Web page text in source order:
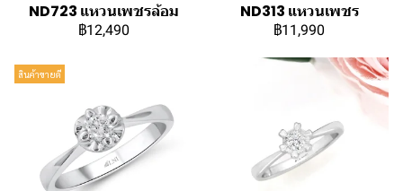
ND723 แหวนเพชรล้อม
฿12,490
ND313 แหวนเพชร
฿11,990
สินค้าขายดี